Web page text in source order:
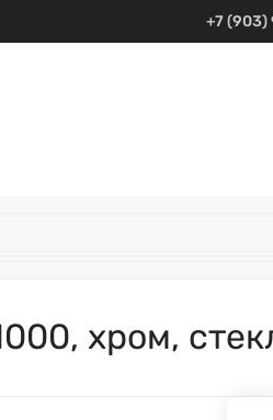
+7
хром,